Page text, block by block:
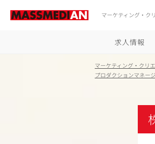
マーケティング・ク
求人情報
マーケティング・クリ
プロダクションマネー